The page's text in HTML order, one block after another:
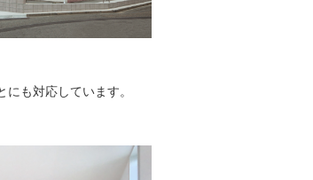
も対応しています。